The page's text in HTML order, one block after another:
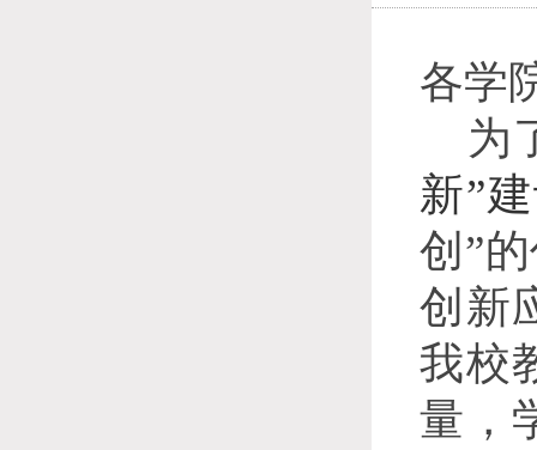
各学
为
新”
创”
创新
我校
量，